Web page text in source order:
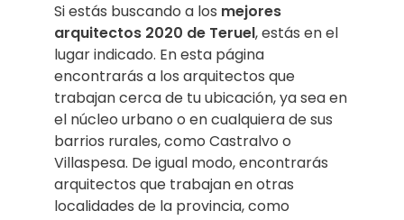
Si estás buscando a los mejores
arquitectos 2020 de Teruel, estás en el
lugar indicado. En esta página
encontrarás a los arquitectos que
trabajan cerca de tu ubicación, ya sea en
el núcleo urbano o en cualquiera de sus
barrios rurales, como Castralvo o
Villaspesa. De igual modo, encontrarás
arquitectos que trabajan en otras
localidades de la provincia, como